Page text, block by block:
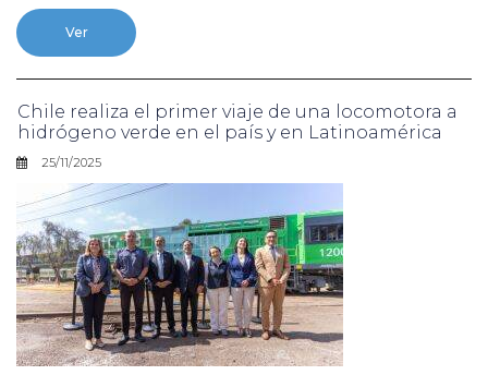
Ver
Chile realiza el primer viaje de una locomotora a
hidrógeno verde en el país y en Latinoamérica
25/11/2025